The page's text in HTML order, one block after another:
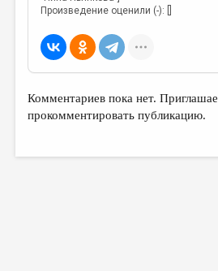
Произведение оценили (-): []
Комментариев пока нет.
прокомментировать публикацию.